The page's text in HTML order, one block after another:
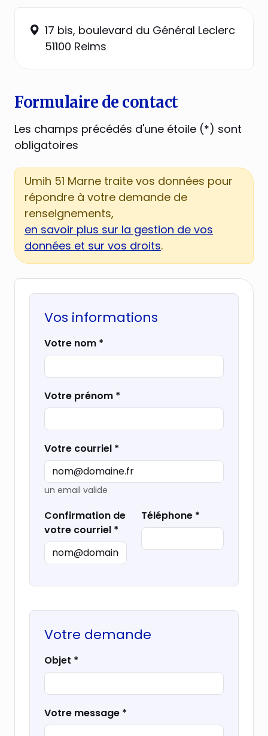
17 bis, boulevard du Général Leclerc
51100 Reims
Formulaire de contact
Les champs précédés d'une étoile (*) sont
obligatoires
Umih 51 Marne traite vos données pour
répondre à votre demande de
renseignements,
en savoir plus sur la gestion de vos
données et sur vos droits.
Vos informations
Votre nom *
Votre prénom *
Votre courriel *
un email valide
Confirmation de
votre courriel *
Téléphone *
Votre demande
Objet *
Votre message *